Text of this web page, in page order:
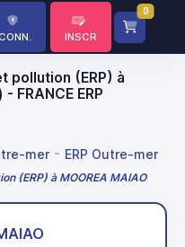
INSCR
0
pollution (ERP) à
FRANCE ERP
mer ERP Outre-mer
(ERP) à MOOREA MAIAO